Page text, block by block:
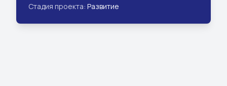
Стадия проекта: Развитие